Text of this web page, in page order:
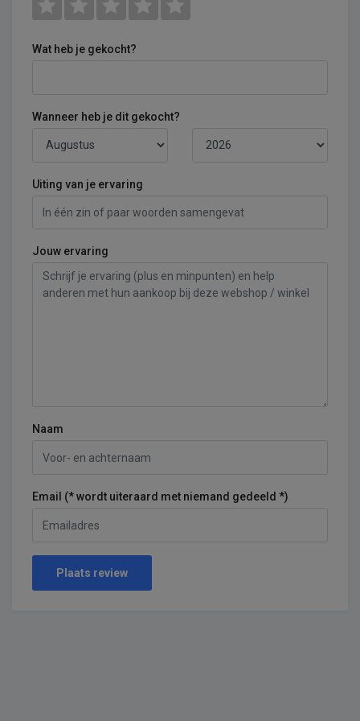
Wat heb je gekocht?
Wanneer heb je dit gekocht?
Uiting van je ervaring
Jouw ervaring
Naam
Email (* wordt uiteraard met niemand gedeeld *)
Plaats review